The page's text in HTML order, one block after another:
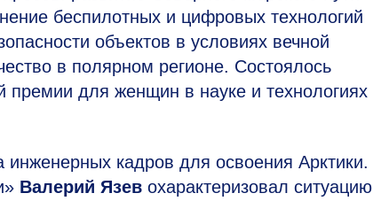
беспилотных и цифровых технологий
объектов в условиях вечной
в полярном регионе. Состоялось
премии для женщин в науке и технологиях
кадров для освоения Арктики.
Валерий Язев охарактеризовал ситуацию